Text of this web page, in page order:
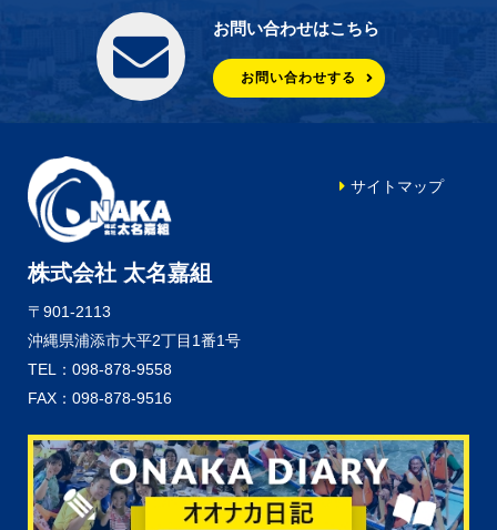
お問い合わせはこちら
お問い合わせする
株式会社 太名嘉組
〒901-2113
沖縄県浦添市大平2丁目1番1号
TEL：098-878-9558
FAX：098-878-9516
サイトマップ